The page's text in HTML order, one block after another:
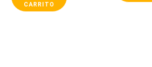
CARRITO